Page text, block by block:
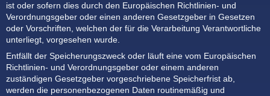
ist oder sofern dies durch den Europäischen Richtlinien- und
Verordnungsgeber oder einen anderen Gesetzgeber in Gesetzen
oder Vorschriften, welchen der für die Verarbeitung Verantwortliche
unterliegt, vorgesehen wurde.
Entfällt der Speicherungszweck oder läuft eine vom Europäischen
Richtlinien- und Verordnungsgeber oder einem anderen
zuständigen Gesetzgeber vorgeschriebene Speicherfrist ab,
werden die personenbezogenen Daten routinemäßig und